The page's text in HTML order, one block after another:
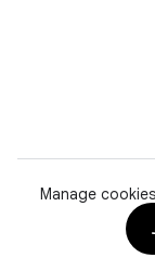
Manage cookies